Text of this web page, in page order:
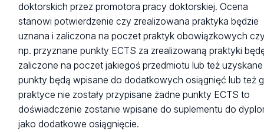
Kwoty ww. ryczałtów są podane w 22 i 23 pkt. zasad
rekrutacji, realizacji i finansowania wyjazdów.
W programie Erasmus+ podróż niskoemisyjnym środkiem
transportu oznacza podróż pociągiem, autobusem i
carpooling, czyli podróż autem z drugą osobą jadącą w
samym celu na tej samej trasie w tym samym terminie.
Podróż standardowa to podróż realizowana samolotem i
samodzielnie autem. Jeśli dominująca odległość odbytej
doktorskich przez promotora pracy doktorskiej. Ocena
stanowi potwierdzenie czy zrealizowana praktyka będzie
uznana i zaliczona na poczet praktyk obowiązkowych
np. przyznane punkty ECTS za zrealizowaną praktyki
zaliczone na poczet jakiegoś przedmiotu lub też uzyskane
punkty będą wpisane do dodatkowych osiągnięć lub też
praktyce nie zostały przypisane żadne punkty ECTS to
doświadczenie zostanie wpisane do suplementu do
jako dodatkowe osiągnięcie.